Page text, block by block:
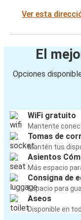
Ver esta
El
Opciones
WiFi gratuito
Mantente
Tomas de
Mantén tus
Asientos
Más espacio
Consigna de
Espacio para
Aseos
Disponible en